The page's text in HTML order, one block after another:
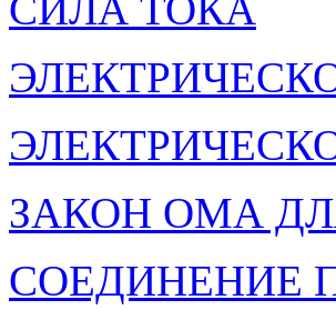
ЗАКОН ОМА
СОЕДИНЕНИЕ